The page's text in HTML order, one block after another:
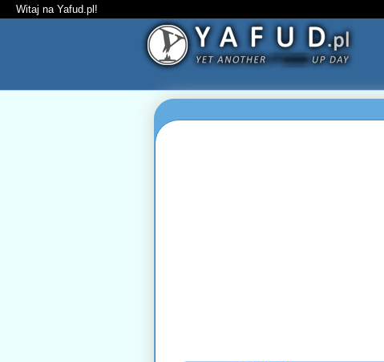
Witaj na Yafud.pl!